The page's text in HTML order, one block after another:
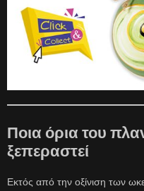
Ποια όρια του
ξεπεραστεί
Εκτός από την οξίνιση των